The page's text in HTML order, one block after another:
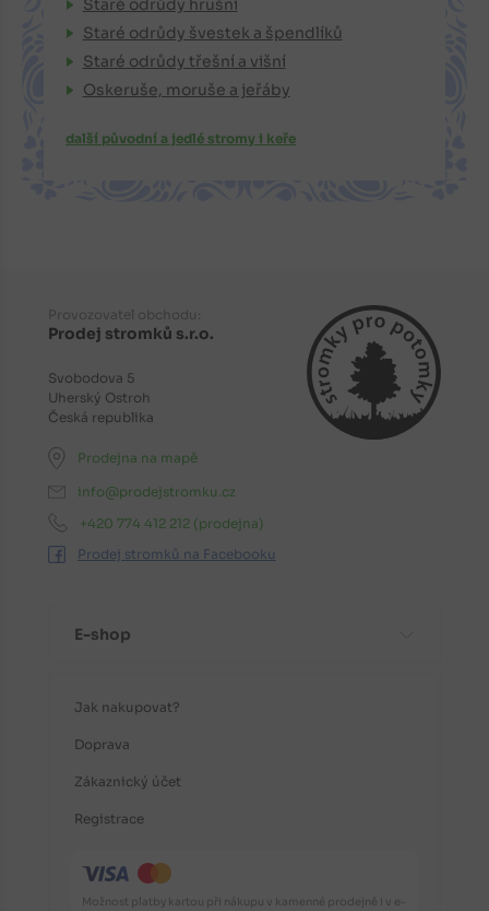
Staré odrůdy hrušní
Staré odrůdy švestek a špendlíků
Staré odrůdy třešní a višní
Oskeruše, moruše a jeřáby
další původní a jedlé stromy i keře
Provozovatel obchodu:
Prodej stromků s.r.o.
Svobodova 5
Uherský Ostroh
Česká republika
Prodejna na mapě
info@prodejstromku.cz
+420 774 412 212 (prodejna)
Prodej stromků na Facebooku
E-shop
Jak nakupovat?
Doprava
Zákaznický účet
Registrace
Možnost platby kartou při nákupu v kamenné prodejně i v e-